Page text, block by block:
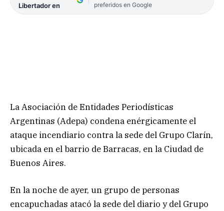
Libertador en
preferidos en Google
La Asociación de Entidades Periodísticas
Argentinas (Adepa) condena enérgicamente el
ataque incendiario contra la sede del Grupo Clarín,
ubicada en el barrio de Barracas, en la Ciudad de
Buenos Aires.
En la noche de ayer, un grupo de personas
encapuchadas atacó la sede del diario y del Grupo